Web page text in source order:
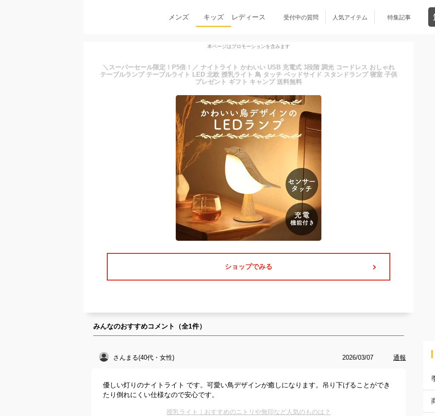
メンズ キッズ レディース 受付中の質問 人気アイテム 特集記事
本ページはプロモーションを含みます
＼スーパーセール限定！P5倍！／ ナイトライト かわいい USB 充電式 3段階 調光 コードレス おしゃれ
テーブルランプ テーブルライト LED 北欧 授乳ライト 鳥 タッチ ベッドサイド スタンドランプ 寝室 子供
プレゼント ギフト キャンプ 送料無料
ショップでみる
みんなのおすすめコメント（全1件）
さんまる(40代・女性) 2026/03/07 通報
優しい灯りのナイトライト です。可愛い鳥デザインが癒しになります。吊り下げることができ
たり倒れにくい仕様なので安心です。
授乳ライト｜おすすめのニトリや無印など人気のものは？